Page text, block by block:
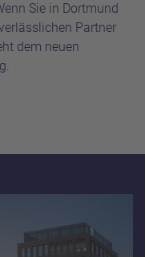
Sie in Dortmund
Partner
dem neuen